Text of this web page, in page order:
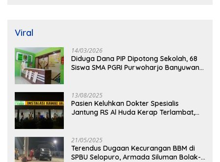
Viral
14/03/2026
Diduga Dana PIP Dipotong Sekolah, 68
Siswa SMA PGRI Purwoharjo Banyuwangi
13/08/2025
Pasien Keluhkan Dokter Spesialis
Jantung RS Al Huda Kerap Terlambat,
21/05/2025
Terendus Dugaan Kecurangan BBM di
SPBU Selopuro, Armada Siluman Bolak-